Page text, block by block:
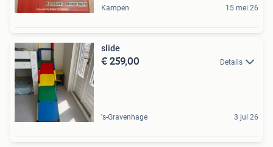
Kampen 15 mei 26
slide
€ 259,00 Details
's-Gravenhage 3 jul 26